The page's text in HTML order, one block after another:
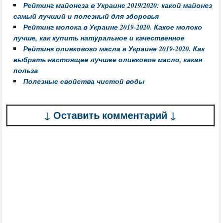
Рейтинг майонеза в Украине 2019/2020: какой майонез
самый лучший и полезный для здоровья
Рейтинг молока в Украине 2019-2020. Какое молоко
лучше, как купить натуральное и качественное
Рейтинг оливкового масла в Украине 2019-2020. Как
выбрать настоящее лучшее оливковое масло, какая
польза
Полезные свойства чистой воды
↓ Оставить комментарий ↓